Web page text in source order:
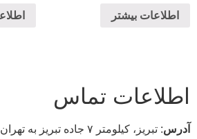
اطلاعات بیشتر
اطلاعات تماس
آدرس
: تبریز، كيلومتر ۷ جاده